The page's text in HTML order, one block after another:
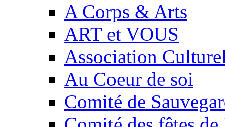
A Corps & Arts
ART et VOUS
Association
Au Coeur de soi
Comité de